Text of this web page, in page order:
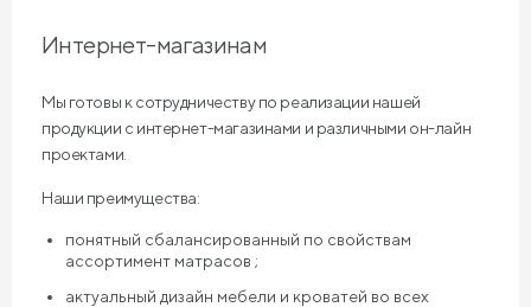
Интернет-магазинам
Мы готовы к сотрудничеству по реализации нашей
продукции с интернет-магазинами и различными он-лайн
проектами.
Наши преимущества:
понятный сбалансированный по свойствам
ассортимент матрасов ;
актуальный дизайн мебели и кроватей во всех